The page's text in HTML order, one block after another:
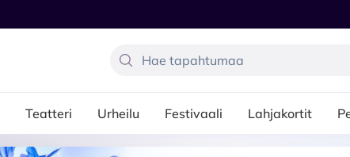
Teatteri Urheilu Festivaali Lahjakortit